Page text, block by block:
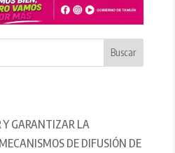
Y GARANTIZAR LA
DE DIFUSIÓN DE